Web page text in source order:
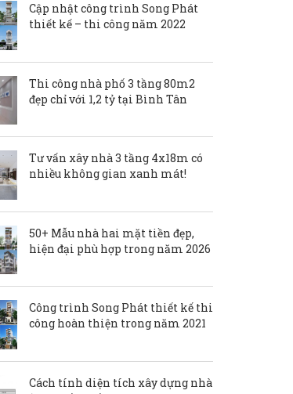
Cập nhật công trình Song Phát
thiết kế – thi công năm 2022
Thi công nhà phố 3 tầng 80m2
đẹp chỉ với 1,2 tỷ tại Bình Tân
Tư vấn xây nhà 3 tầng 4x18m có
nhiều không gian xanh mát!
50+ Mẫu nhà hai mặt tiền đẹp,
hiện đại phù hợp trong năm 2026
Công trình Song Phát thiết kế thi
công hoàn thiện trong năm 2021
Cách tính diện tích xây dựng nhà